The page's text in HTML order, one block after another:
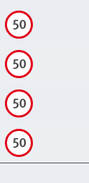
50
50
50
50